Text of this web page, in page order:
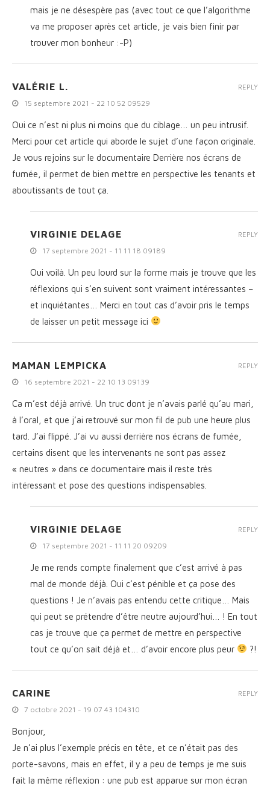
mais je ne désespère pas (avec tout ce que l’algorithme
va me proposer après cet article, je vais bien finir par
trouver mon bonheur :-P)
VALÉRIE L.
15 septembre 2021 - 22 10 52 09529
Oui ce n’est ni plus ni moins que du ciblage… un peu intrusif.
Merci pour cet article qui aborde le sujet d’une façon originale.
Je vous rejoins sur le documentaire Derrière nos écrans de
fumée, il permet de bien mettre en perspective les tenants et
aboutissants de tout ça.
REPLY
VIRGINIE DELAGE
17 septembre 2021 - 11 11 18 09189
Oui voilà. Un peu lourd sur la forme mais je trouve que les
réflexions qui s’en suivent sont vraiment intéressantes –
et inquiétantes… Merci en tout cas d’avoir pris le temps
de laisser un petit message ici
REPLY
MAMAN LEMPICKA
16 septembre 2021 - 22 10 13 09139
Ca m’est déjà arrivé. Un truc dont je n’avais parlé qu’au mari,
à l’oral, et que j’ai retrouvé sur mon fil de pub une heure plus
tard. J’ai flippé. J’ai vu aussi derrière nos écrans de fumée,
certains disent que les intervenants ne sont pas assez
« neutres » dans ce documentaire mais il reste très
intéressant et pose des questions indispensables.
REPLY
VIRGINIE DELAGE
17 septembre 2021 - 11 11 20 09209
Je me rends compte finalement que c’est arrivé à pas
mal de monde déjà. Oui c’est pénible et ça pose des
questions ! Je n’avais pas entendu cette critique… Mais
qui peut se prétendre d’être neutre aujourd’hui… ! En tout
cas je trouve que ça permet de mettre en perspective
tout ce qu’on sait déjà et… d’avoir encore plus peur
?!
REPLY
CARINE
7 octobre 2021 - 19 07 43 104310
Bonjour,
Je n’ai plus l’exemple précis en tête, et ce n’était pas des
porte-savons, mais en effet, il y a peu de temps je me suis
fait la même réflexion : une pub est apparue sur mon écran
REPLY